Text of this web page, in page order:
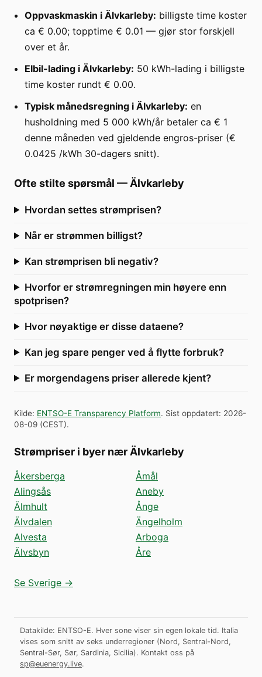
Oppvaskmaskin i Älvkarleby: billigste time koster
ca € 0.00; topptime € 0.01 — gjør stor forskjell
over et år.
Elbil-lading i Älvkarleby: 50 kWh-lading i billigste
time koster rundt € 0.00.
Typisk månedsregning i Älvkarleby: en
husholdning med 5 000 kWh/år betaler ca € 1
denne måneden ved gjeldende engros-priser (€
0.0425 /kWh 30-dagers snitt).
Ofte stilte spørsmål — Älvkarleby
Hvordan settes strømprisen?
Når er strømmen billigst?
Kan strømprisen bli negativ?
Hvorfor er strømregningen min høyere enn
spotprisen?
Hvor nøyaktige er disse dataene?
Kan jeg spare penger ved å flytte forbruk?
Er morgendagens priser allerede kjent?
Kilde: ENTSO-E Transparency Platform. Sist oppdatert: 2026-
08-09 (CEST).
Strømpriser i byer nær Älvkarleby
Åkersberga
Alingsås
Älmhult
Älvdalen
Alvesta
Älvsbyn
Åmål
Aneby
Ånge
Ängelholm
Arboga
Åre
Se Sverige →
Datakilde: ENTSO-E. Hver sone viser sin egen lokale tid. Italia
vises som snitt av seks underregioner (Nord, Sentral-Nord,
Sentral-Sør, Sør, Sardinia, Sicilia). Kontakt oss på
sp@euenergy.live.